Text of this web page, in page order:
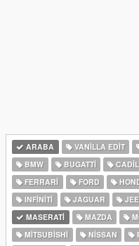
ARABA VANILLA EDIT
BMW
BUGATTI
FERRARI
FORD
INFINITI
JAGUAR
MASERATI
MAZDA
MITSUBISHI
NISSAN